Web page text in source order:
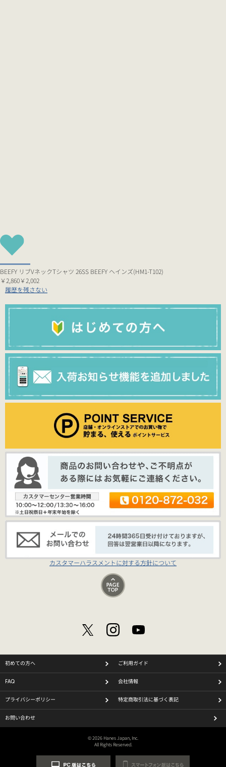
BEEFY リブVネックTシャツ 26SS BEEFY ヘインズ(HM1-T102)
￥2,860￥2,002
履歴を残さない
カスタマーハラスメントに対する方針について
初めての方へ ご利用ガイド
FAQ 会社情報
プライバシーポリシー 特定商取引法に基づく表記
お問い合わせ
© 2026 Hanes Japan, Inc.
All Rights Reserved.